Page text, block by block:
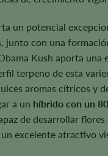
un potencial
junto con una
Kush aporta una
terpeno de esta
aromas cítricos y
a un híbrido con un
de desarrollar
excelente atractivo